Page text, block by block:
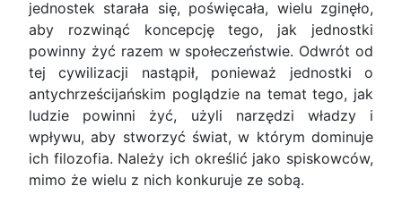
jednostek starała się, poświęcała, wielu zginęło,
aby rozwinąć koncepcję tego, jak jednostki
powinny żyć razem w społeczeństwie. Odwrót od
tej cywilizacji nastąpił, ponieważ jednostki o
antychrześcijańskim poglądzie na temat tego, jak
ludzie powinni żyć, użyli narzędzi władzy i
wpływu, aby stworzyć świat, w którym dominuje
ich filozofia. Należy ich określić jako spiskowców,
mimo że wielu z nich konkuruje ze sobą.